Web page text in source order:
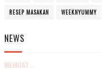
RESEP MASAKAN WEEKNYUMMY
NEWS
MEMUAT...